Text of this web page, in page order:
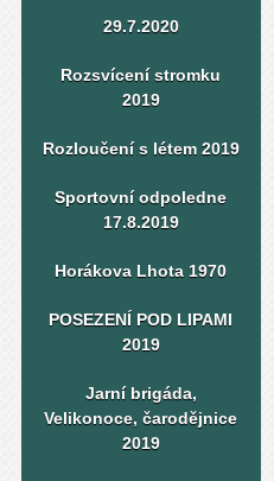
29.7.2020
Rozsvícení stromku
2019
Rozloučení s létem 2019
Sportovní odpoledne
17.8.2019
Horákova Lhota 1970
POSEZENÍ POD LIPAMI
2019
Jarní brigáda,
Velikonoce, čarodějnice
2019